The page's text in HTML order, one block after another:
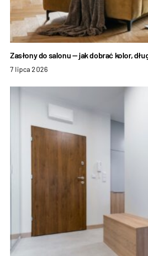
Zasłony do salonu — jak dobrać kolor,
7 lipca 2026